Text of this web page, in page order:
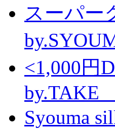
スーパ
<1,000
by.TAKE
Syouma